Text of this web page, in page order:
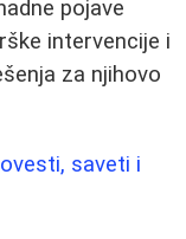
pojave
intervencije i
za njihovo
saveti i